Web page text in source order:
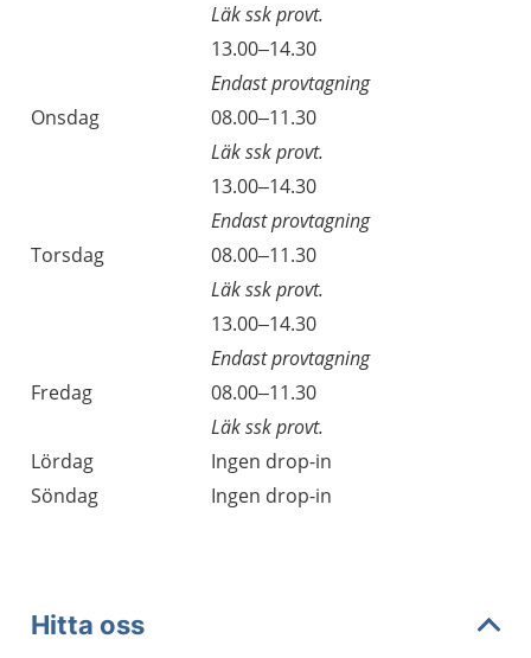
Läk ssk provt.
13.00–14.30
Endast provtagning
Onsdag
08.00–11.30
Läk ssk provt.
13.00–14.30
Endast provtagning
Torsdag
08.00–11.30
Läk ssk provt.
13.00–14.30
Endast provtagning
Fredag
08.00–11.30
Läk ssk provt.
Lördag
Ingen drop-in
Söndag
Ingen drop-in
Hitta oss